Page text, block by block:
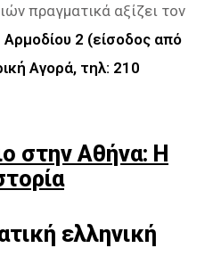
πραγματικά αξίζει τον
Αρμοδίου 2 (είσοδος από
Αγορά, τηλ: 210
στην Αθήνα: Η
ελληνική